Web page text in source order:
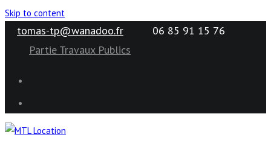
Skip to content
tomas-tp@wanadoo.fr
06 85 91 15 76
Partie Travaux Publics